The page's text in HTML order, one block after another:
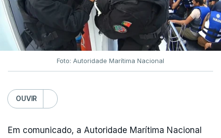
Foto: Autoridade Marítima Nacional
OUVIR
Em comunicado, a Autoridade Marítima Nacional